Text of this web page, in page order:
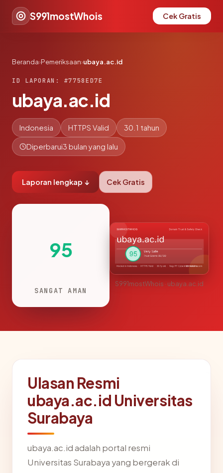
S991mostWhois Cek Gratis
Beranda›Pemeriksaan›ubaya.ac.id
ID LAPORAN: #7758ED7E
ubaya.ac.id
Indonesia HTTPS Valid 30.1 tahun
Diperbarui3 bulan yang lalu
Laporan lengkap ↓ Cek Gratis
95
SANGAT AMAN
S991mostWhois · ubaya.ac.id
Ulasan Resmi
ubaya.ac.id Universitas
Surabaya
ubaya.ac.id adalah portal resmi
Universitas Surabaya yang bergerak di